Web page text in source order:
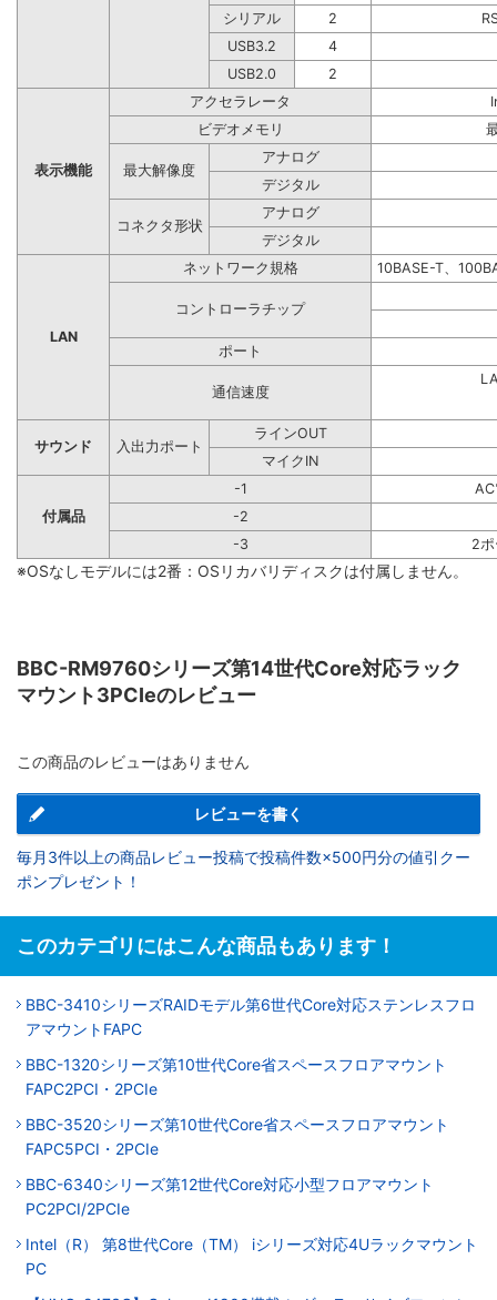
シリアル
2
USB3.2
4
USB2.0
2
表示機能
アクセラレータ
ビデオメモリ
最大解像度
アナログ
デジタル
コネクタ形状
アナログ
デジタル
LAN
ネットワーク規格 10BASE-T、
コントローラチップ
ポート
通信速度
サウンド 入出力ポート
ラインOUT
マイクIN
付属品
-1
-2
-3
2
※OSなしモデルには2番：OSリカバリディスクは付属しません。
BBC-RM9760シリーズ第14世代Core対応ラック
マウント3PCIeのレビュー
この商品のレビューはありません
レビューを書く
毎月3件以上の商品レビュー投稿で投稿件数×500円分の値引クー
ポンプレゼント！
このカテゴリにはこんな商品もあります！
BBC-3410シリーズRAIDモデル第6世代Core対応ステンレスフロ
アマウントFAPC
BBC-1320シリーズ第10世代Core省スペースフロアマウント
FAPC2PCI・2PCIe
BBC-3520シリーズ第10世代Core省スペースフロアマウント
FAPC5PCI・2PCIe
BBC-6340シリーズ第12世代Core対応小型フロアマウント
PC2PCI/2PCIe
Intel（R） 第8世代Core（TM） iシリーズ対応4Uラックマウント
PC